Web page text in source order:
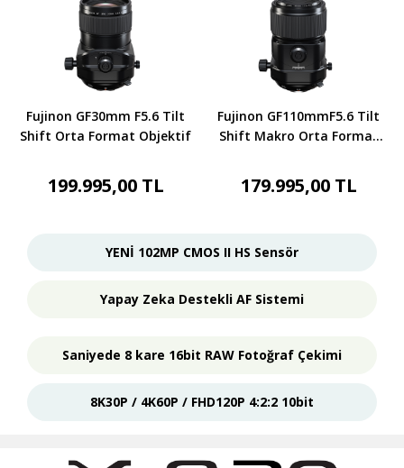
Fujinon GF30mm F5.6 Tilt
Shift Orta Format Objektif
199.995,00 TL
Fujinon GF110mmF5.6 Tilt
Shift Makro Orta Format
179.995,00 TL
YENİ 102MP CMOS II HS Sensör
Yapay Zeka Destekli AF Sistemi
Saniyede 8 kare 16bit RAW Fotoğraf Çekimi
8K30P / 4K60P / FHD120P 4:2:2 10bit